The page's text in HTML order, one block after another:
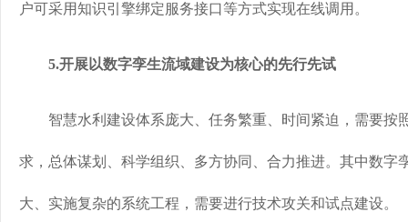
户可采用知识引擎绑定服务接口等方式实现在线调用。
5.开展以数字孪生流域建设为核心的先行先试
智慧水利建设体系庞大、任务繁重、时间紧迫，需要按
求，总体谋划、科学组织、多方协同、合力推进。其中数字
大、实施复杂的系统工程，需要进行技术攻关和试点建设。